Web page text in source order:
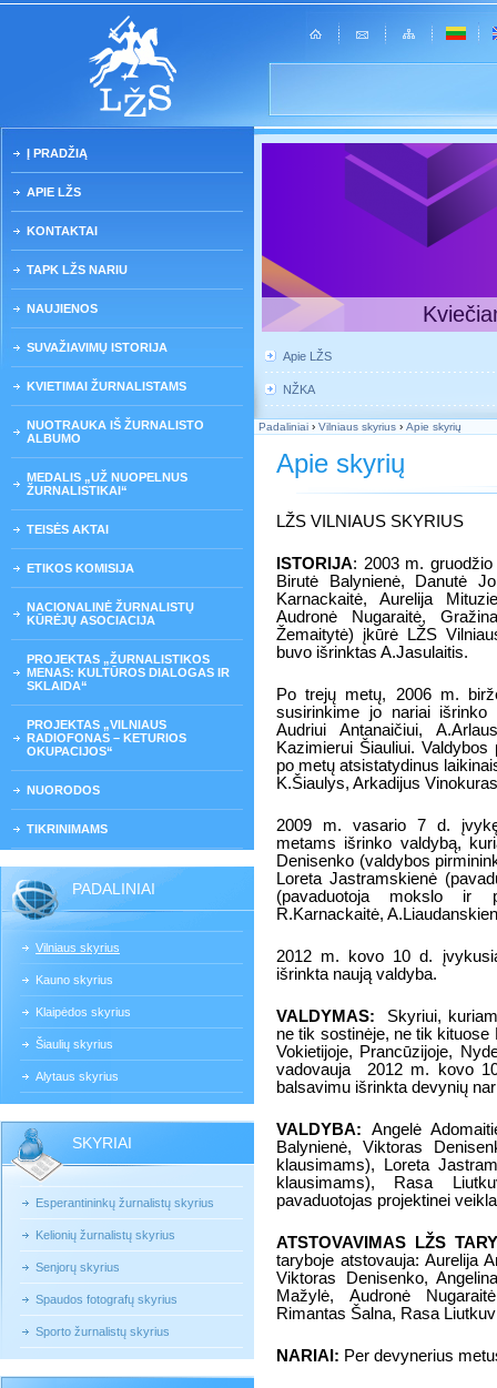
Į PRADŽIĄ
APIE LŽS
KONTAKTAI
TAPK LŽS NARIU
NAUJIENOS
SUVAŽIAVIMŲ ISTORIJA
KVIETIMAI ŽURNALISTAMS
NUOTRAUKA IŠ ŽURNALISTO
ALBUMO
MEDALIS „UŽ NUOPELNUS
ŽURNALISTIKAI“
TEISĖS AKTAI
ETIKOS KOMISIJA
NACIONALINĖ ŽURNALISTŲ
KŪRĖJŲ ASOCIACIJA
PROJEKTAS „ŽURNALISTIKOS
MENAS: KULTŪROS DIALOGAS IR
SKLAIDA“
PROJEKTAS „VILNIAUS
RADIOFONAS – KETURIOS
OKUPACIJOS“
NUORODOS
TIKRINIMAMS
PADALINIAI
Vilniaus skyrius
Kauno skyrius
Klaipėdos skyrius
Šiaulių skyrius
Alytaus skyrius
SKYRIAI
Esperantininkų žurnalistų skyrius
Kelionių žurnalistų skyrius
Senjorų skyrius
Spaudos fotografų skyrius
Sporto žurnalistų skyrius
Apie LŽS
NŽKA
Padaliniai › Vilniaus skyrius › Apie skyrių
Apie skyrių
LŽS VILNIAUS SKYRIUS
ISTORIJA: 2003 m.
Birutė Balynienė, Danutė
Karnackaitė, Aurelija
Audronė Nugaraitė,
Žemaitytė) įkūrė LŽS
buvo išrinktas A.Jasulaitis.
Po trejų metų, 2006 m.
susirinkime jo nariai
Audriui Antanaičiui,
Kazimierui Šiauliui.
po metų atsistatydinus
K.Šiaulys, Arkadijus
2009 m. vasario 7 d.
metams išrinko valdybą,
Denisenko (valdybos
Loreta Jastramskienė
(pavaduotoja mokslo ir
R.Karnackaitė,
2012 m. kovo 10 d.
išrinkta naują valdyba.
VALDYMAS:
Skyriui,
ne tik sostinėje, ne tik kituose
Vokietijoje, Prancūzijoje,
vadovauja
2012 m. kovo
balsavimu išrinkta devynių
VALDYBA: Angelė
Balynienė, Viktoras
klausimams), Loreta
klausimams), Rasa
pavaduotojas projektinei
ATSTOVAVIMAS LŽS
taryboje atstovauja: Aurelija
Viktoras Denisenko,
Mažylė, Audronė
Rimantas Šalna, Rasa
NARIAI: Per devynerius